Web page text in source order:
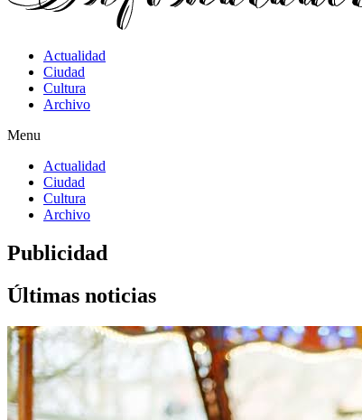
Actualidad
Ciudad
Cultura
Archivo
Menu
Actualidad
Ciudad
Cultura
Archivo
Publicidad
Últimas noticias